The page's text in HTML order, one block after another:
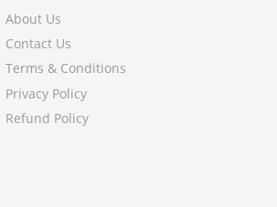
About Us
Contact Us
Terms & Conditions
Privacy Policy
Refund Policy